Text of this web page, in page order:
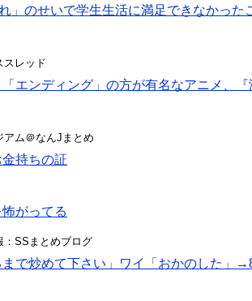
」のせいで学生生活に満足できなかった
スレッド
「エンディング」の方が有名なアニメ、
アム＠なんJまとめ
持ちの証
がってる
：SSまとめブログ
で炒めて下さい」ワイ「おかのした」